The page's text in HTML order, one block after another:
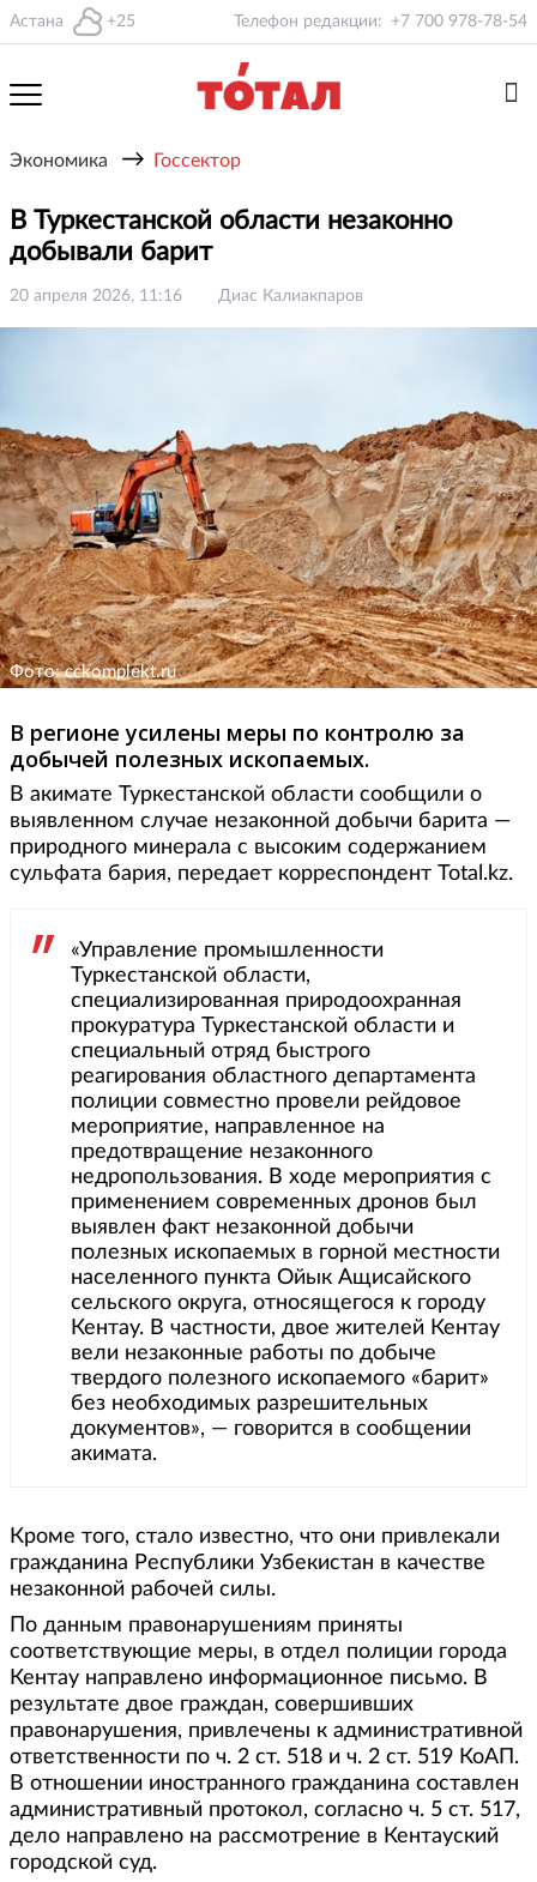
Астана +25 Телефон редакции: +7 700 978-78-54
Экономика → Госсектор
В Туркестанской области незаконно
добывали барит
20 апреля 2026, 11:16 Диас Калиакпаров
Фото: cckomplekt.ru
В регионе усилены меры по контролю за
добычей полезных ископаемых.
В акимате Туркестанской области сообщили о
выявленном случае незаконной добычи барита —
природного минерала с высоким содержанием
сульфата бария, передает корреспондент Total.kz.
«Управление промышленности
Туркестанской области,
специализированная природоохранная
прокуратура Туркестанской области и
специальный отряд быстрого
реагирования областного департамента
полиции совместно провели рейдовое
мероприятие, направленное на
предотвращение незаконного
недропользования. В ходе мероприятия с
применением современных дронов был
выявлен факт незаконной добычи
полезных ископаемых в горной местности
населенного пункта Ойык Ащисайского
сельского округа, относящегося к городу
Кентау. В частности, двое жителей Кентау
вели незаконные работы по добыче
твердого полезного ископаемого «барит»
без необходимых разрешительных
документов», — говорится в сообщении
акимата.
Кроме того, стало известно, что они привлекали
гражданина Республики Узбекистан в качестве
незаконной рабочей силы.
По данным правонарушениям приняты
соответствующие меры, в отдел полиции города
Кентау направлено информационное письмо. В
результате двое граждан, совершивших
правонарушения, привлечены к административной
ответственности по ч. 2 ст. 518 и ч. 2 ст. 519 КоАП.
В отношении иностранного гражданина составлен
административный протокол, согласно ч. 5 ст. 517,
дело направлено на рассмотрение в Кентауский
городской суд.